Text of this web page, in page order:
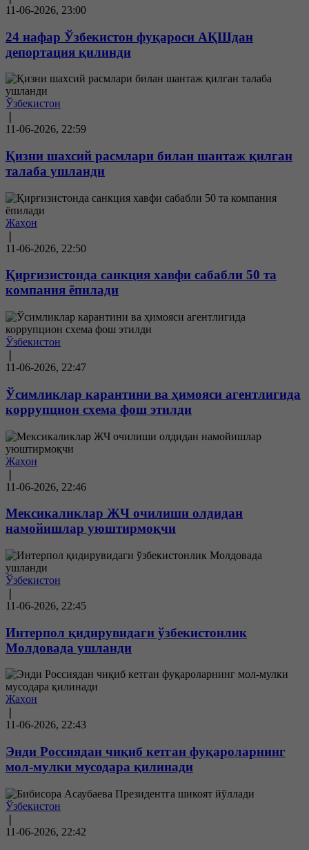
11-06-2026, 23:00
24 нафар Ўзбекистон фуқароси АҚШдан
депортация қилинди
Ўзбекистон
11-06-2026, 22:59
Қизни шахсий расмлари билан шантаж қилган
талаба ушланди
Жаҳон
11-06-2026, 22:50
Қирғизистонда санкция хавфи сабабли 50 та
компания ёпилади
Ўзбекистон
11-06-2026, 22:47
Ўсимликлар карантини ва ҳимояси агентлигида
коррупцион схема фош этилди
Жаҳон
11-06-2026, 22:46
Мексикаликлар ЖЧ очилиши олдидан
намойишлар уюштирмоқчи
Ўзбекистон
11-06-2026, 22:45
Интерпол қидирувидаги ўзбекистонлик
Молдовада ушланди
Жаҳон
11-06-2026, 22:43
Энди Россиядан чиқиб кетган фуқароларнинг
мол-мулки мусодара қилинади
Ўзбекистон
11-06-2026, 22:42